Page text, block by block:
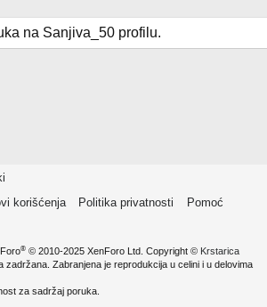
na Sanjiva_50 profilu.
korišćenja Politika privatnosti
Pomoć
® © 2010-2025 XenForo Ltd. Copyright © Krstarica
zadržana. Zabranjena je reprodukcija u celini i u delovima
za sadržaj poruka.